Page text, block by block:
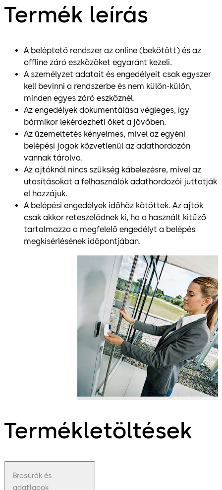
Termék leírás
A beléptető rendszer az online (bekötött) és az
offline záró eszközöket egyaránt kezeli.
A személyzet adatait és engedélyeit csak egyszer
kell bevinni a rendszerbe és nem külön-külön,
minden egyes záró eszköznél.
Az engedélyek dokumentálása végleges, így
bármikor lekérdezheti őket a jövőben.
Az üzemeltetés kényelmes, mivel az egyéni
belépési jogok közvetlenül az adathordozón
vannak tárolva.
Az ajtóknál nincs szükség kábelezésre, mivel az
utasításokat a felhasználók adathordozói juttatják
el hozzájuk.
A belépési engedélyek időhöz kötöttek. Az ajtók
csak akkor reteszelődnek ki, ha a használt kitűző
tartalmazza a megfelelő engedélyt a belépés
megkísérlésének időpontjában.
Termékletöltések
Brosúrák és
adatlapok